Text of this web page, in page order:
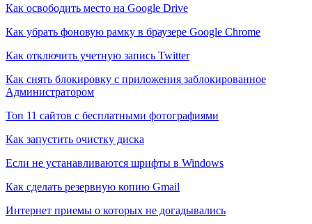
Как освободить место на Google Drive
Как убрать фоновую рамку в браузере Google Chrome
Как отключить учетную запись Twitter
Как снять блокировку с приложения заблокированное
Администратором
Топ 11 сайтов с бесплатными фотографиями
Как запустить очистку диска
Если не устанавливаются шрифты в Windows
Как сделать резервную копию Gmail
Интернет приемы о которых не догадывались